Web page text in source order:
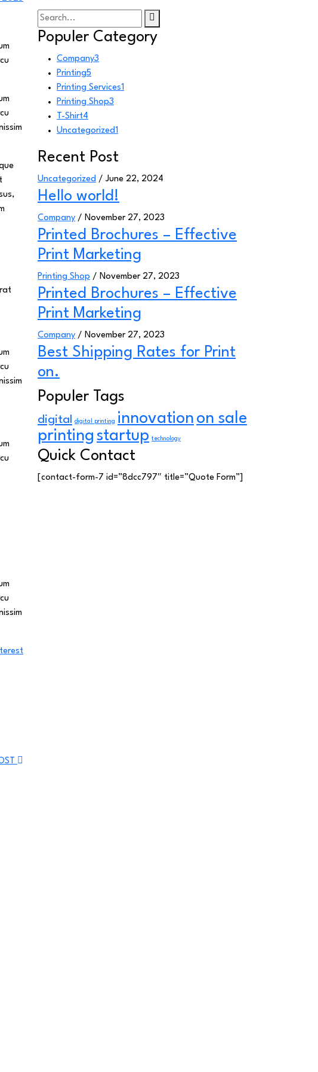
Populer Category
Company3
Printing5
Printing Services1
Printing Shop3
T-Shirt4
Uncategorized1
Recent Post
Uncategorized / June 22, 2024
Hello world!
Company / November 27, 2023
Printed Brochures – Effective
Print Marketing
Printing Shop / November 27, 2023
Printed Brochures – Effective
Print Marketing
Company / November 27, 2023
Best Shipping Rates for Print
on.
Populer Tags
digital digital printing innovation on sale
printing startup technology
Quick Contact
[contact-form-7 id=”8dcc797″ title=”Quote Form”]